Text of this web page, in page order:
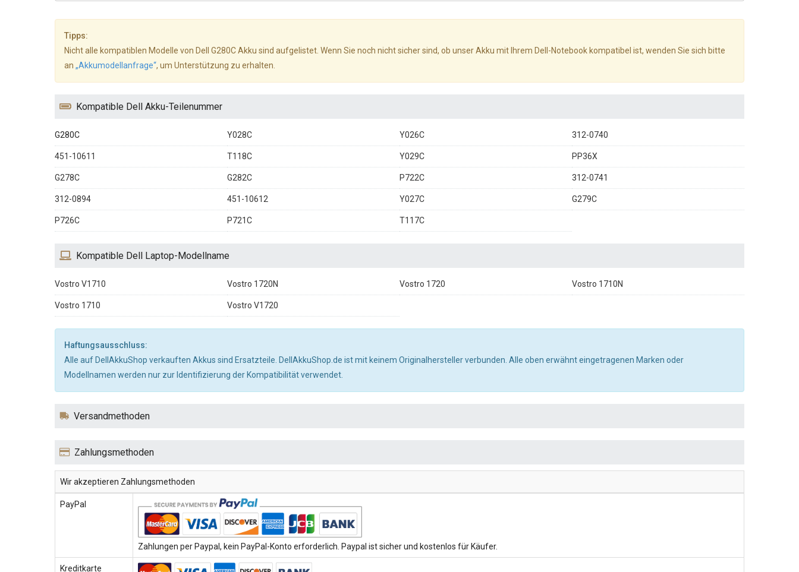
Tipps:
Nicht alle kompatiblen Modelle von Dell G280C Akku sind aufgelistet. Wenn Sie noch nicht sicher sind, ob unser Akku mit Ihrem Dell-Notebook kompatibel ist, wenden Sie sich bitte
an „Akkumodellanfrage“, um Unterstützung zu erhalten.
Kompatible Dell Akku-Teilenummer
G280C Y028C Y026C 312-0740
451-10611 T118C Y029C PP36X
G278C G282C P722C 312-0741
312-0894 451-10612 Y027C G279C
P726C P721C T117C
Kompatible Dell Laptop-Modellname
Vostro V1710 Vostro 1720N Vostro 1720 Vostro 1710N
Vostro 1710 Vostro V1720
Haftungsausschluss:
Alle auf DellAkkuShop verkauften Akkus sind Ersatzteile. DellAkkuShop.de ist mit keinem Originalhersteller verbunden. Alle oben erwähnt eingetragenen Marken oder
Modellnamen werden nur zur Identifizierung der Kompatibilität verwendet.
Versandmethoden
Zahlungsmethoden
Wir akzeptieren Zahlungsmethoden
PayPal
Zahlungen per Paypal, kein PayPal-Konto erforderlich. Paypal ist sicher und kostenlos für Käufer.
Kreditkarte